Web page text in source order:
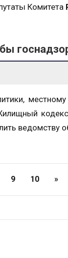
Комитета
ведомству
9 10 »